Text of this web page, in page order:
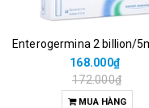
168.000₫
172.000₫
MUA HÀNG